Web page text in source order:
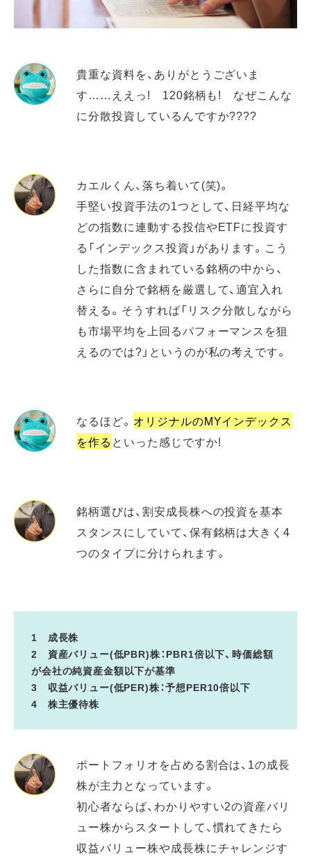
貴重な資料を、ありがとうございま
す……ええっ! 120銘柄も! なぜこんな
に分散投資しているんですか????
カエルくん、落ち着いて(笑)。
手堅い投資手法の1つとして、日経平均な
どの指数に連動する投信やETFに投資す
る「インデックス投資」があります。こう
した指数に含まれている銘柄の中から、
さらに自分で銘柄を厳選して、適宜入れ
替える。そうすれば「リスク分散しながら
も市場平均を上回るパフォーマンスを狙
えるのでは?」というのが私の考えです。
なるほど。 オリジナルのMYインデックス
を作る といった感じですか!
銘柄選びは、割安成長株への投資を基本
スタンスにしていて、保有銘柄は大きく4
つのタイプに分けられます。
1 成長株
2 資産バリュー(低PBR)株：PBR1倍以下、時価総額
が会社の純資産金額以下が基準
3 収益バリュー(低PER)株：予想PER10倍以下
4 株主優待株
ポートフォリオを占める割合は、1の成長
株が主力となっています。
初心者ならば、わかりやすい2の資産バリ
ュー株からスタートして、慣れてきたら
収益バリュー株や成長株にチャレンジす